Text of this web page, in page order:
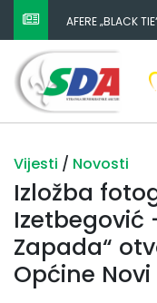
AFERE „BLACK
ZATAŠKATI
Vijesti / Novosti
Izložba
Izetbegović
Zapada“
Općine